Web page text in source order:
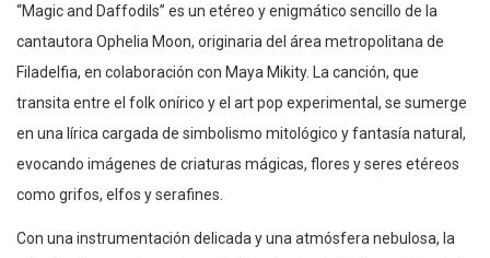
“Magic and Daffodils” es un etéreo y enigmático sencillo de la
cantautora Ophelia Moon, originaria del área metropolitana de
Filadelfia, en colaboración con Maya Mikity. La canción, que
transita entre el folk onírico y el art pop experimental, se sumerge
en una lírica cargada de simbolismo mitológico y fantasía natural,
evocando imágenes de criaturas mágicas, flores y seres etéreos
como grifos, elfos y serafines.
Con una instrumentación delicada y una atmósfera nebulosa, la